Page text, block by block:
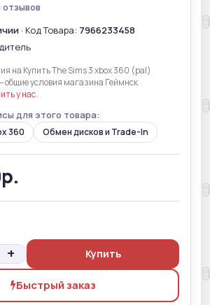
отзывов
· Код Товара: 7966233458
на Купить The Sims 3 xbox 360 (pal)
общие условия магазина Геймнск
у нас.
для этого товара:
360 Обмен дисков и Trade-In
+ Купить
Быстрый заказ